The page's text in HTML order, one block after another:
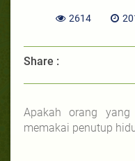
2614
Share :
Apakah orang yang
memakai penutup